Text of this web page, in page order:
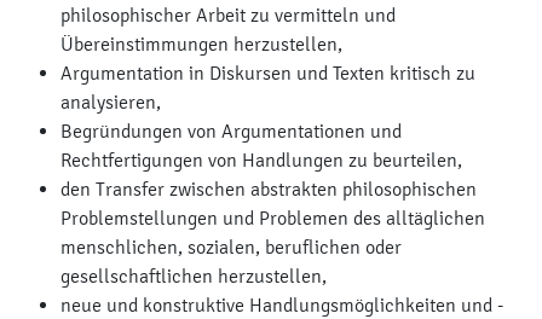
philosophischer Arbeit zu vermitteln und
Übereinstimmungen herzustellen,
Argumentation in Diskursen und Texten kritisch zu
analysieren,
Begründungen von Argumentationen und
Rechtfertigungen von Handlungen zu beurteilen,
den Transfer zwischen abstrakten philosophischen
Problemstellungen und Problemen des alltäglichen
menschlichen, sozialen, beruflichen oder
gesellschaftlichen herzustellen,
neue und konstruktive Handlungsmöglichkeiten und -